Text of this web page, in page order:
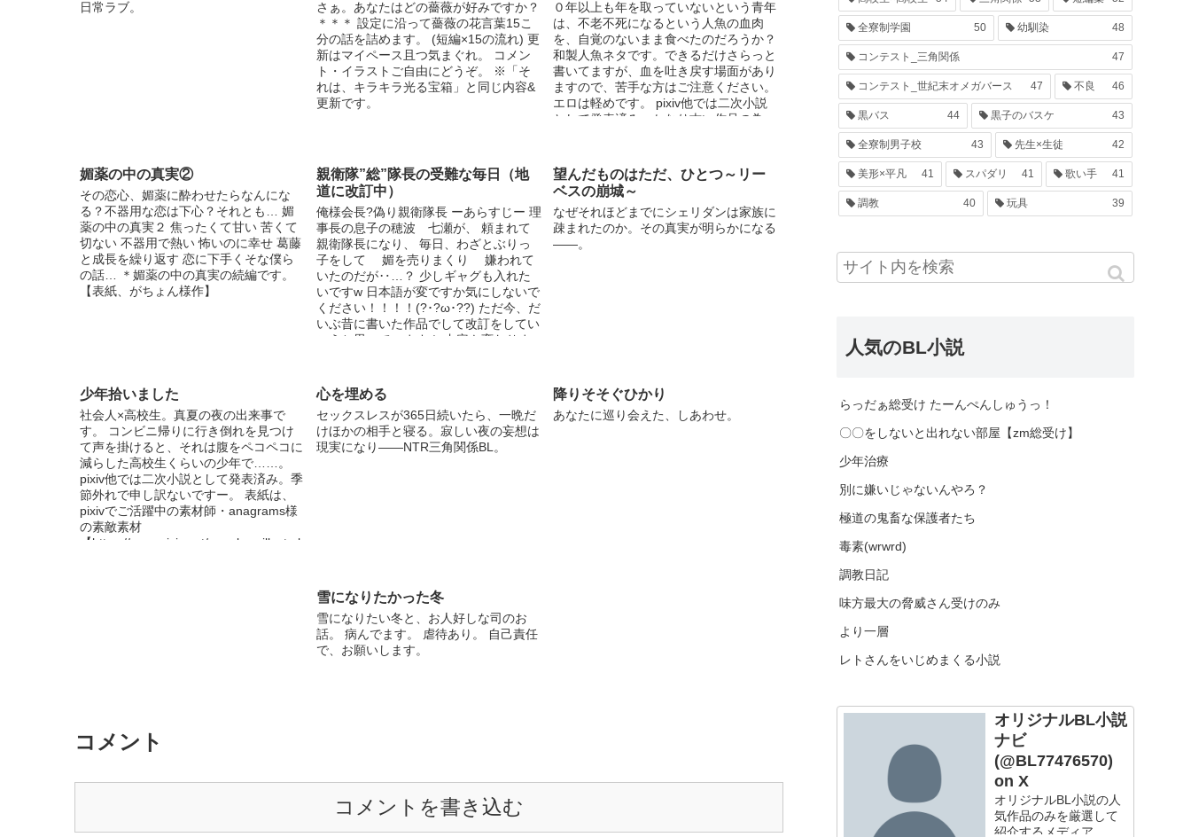
日常ラブ。
さぁ。あなたはどの薔薇が好みですか？
＊＊＊ 設定に沿って薔薇の花言葉15こ
分の話を詰めます。 (短編×15の流れ) 更
新はマイペース且つ気まぐれ。 コメン
ト・イラストご自由にどうぞ。 ※「そ
れは、キラキラ光る宝箱」と同じ内容&
更新です。
０年以上も年を取っていないという青年
は、不老不死になるという人魚の血肉
を、自覚のないまま食べたのだろうか？
和製人魚ネタです。できるだけさらっと
書いてますが、血を吐き戻す場面があり
ますので、苦手な方はご注意ください。
エロは軽めです。 pixiv他では二次小説
として発表済み。かなり古い作品の為、
師・ぴよ様の素敵素材
【http://www.pixiv.net/member_illust.ph
p?mode=medium&illust_id=26103777】
からお借りしました。ありがとうござい
ました！
媚薬の中の真実②
その恋心、媚薬に酔わせたらなんにな
る？不器用な恋は下心？それとも… 媚
薬の中の真実２ 焦ったくて甘い 苦くて
切ない 不器用で熱い 怖いのに幸せ 葛藤
と成長を繰り返す 恋に下手くそな僕ら
の話… ＊媚薬の中の真実の続編です。
【表紙、がちょん様作】
親衛隊”総”隊長の受難な毎日（地
道に改訂中）
俺様会長?偽り親衛隊長 ーあらすじー 理
事長の息子の穂波 七瀬が、 頼まれて
親衛隊長になり、 毎日、わざとぶりっ
子をして 媚を売りまくり 嫌われて
いたのだが‥…？ 少しギャグも入れた
いですw 日本語が変ですか気にしないで
ください！！！！(?･?ω･??) ただ今、だ
いぶ昔に書いた作品でして改訂をしてい
こうと思っています！ 内容も変わりま
ます！
望んだものはただ、ひとつ～リー
ベスの崩城～
なぜそれほどまでにシェリダンは家族に
疎まれたのか。その真実が明らかになる
――。
少年拾いました
社会人×高校生。真夏の夜の出来事で
す。 コンビニ帰りに行き倒れを見つけ
て声を掛けると、それは腹をペコペコに
減らした高校生くらいの少年で……。
pixiv他では二次小説として発表済み。季
節外れで申し訳ないですー。 表紙は、
pixivでご活躍中の素材師・anagrams様
の素敵素材
【https://www.pixiv.net/member_illust.ph
心を埋める
セックスレスが365日続いたら、一晩だ
けほかの相手と寝る。寂しい夜の妄想は
現実になり——NTR三角関係BL。
降りそそぐひかり
あなたに巡り会えた、しあわせ。
雪になりたかった冬
雪になりたい冬と、お人好しな司のお
話。 病んでます。 虐待あり。 自己責任
で、お願いします。
コメント
コメントを書き込む
全寮制学園 50 幼馴染 48
コンテスト_三角関係 47
コンテスト_世紀末オメガバース 47 不良 46
黒バス 44 黒子のバスケ 43
全寮制男子校 43 先生×生徒 42
美形×平凡 41 スパダリ 41 歌い手 41
調教 40 玩具 39
人気のBL小説
らっだぁ総受け たーんぺんしゅうっ！
〇〇をしないと出れない部屋【zm総受け】
少年治療
別に嫌いじゃないんやろ？
極道の鬼畜な保護者たち
毒素(wrwrd)
調教日記
味方最大の脅威さん受けのみ
より一層
レトさんをいじめまくる小説
オリジナルBL小説
ナビ
(@BL77476570)
on X
オリジナルBL小説の人
気作品のみを厳選して
紹介するメディア